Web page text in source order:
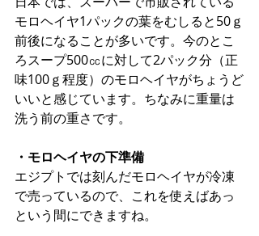
モロヘイヤ1パックの葉をむしると50ｇ
前後になることが多いです。今のとこ
ろスープ500㏄に対して2パック分（正
味100ｇ程度）のモロヘイヤがちょうど
いいと感じています。ちなみに重量は
洗う前の重さです。
・モロヘイヤの下準備
エジプトでは刻んだモロヘイヤが冷凍
で売っているので、これを使えばあっ
という間にできますね。